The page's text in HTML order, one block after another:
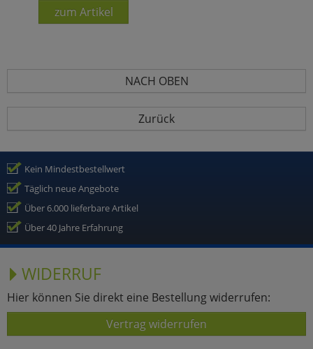
zum Artikel
NACH OBEN
Zurück
Kein Mindestbestellwert
Täglich neue Angebote
Über 6.000 lieferbare Artikel
Über 40 Jahre Erfahrung
WIDERRUF
Hier können Sie direkt eine Bestellung widerrufen:
Vertrag widerrufen